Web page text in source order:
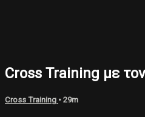
Cross Training με
Cross Training • 29m